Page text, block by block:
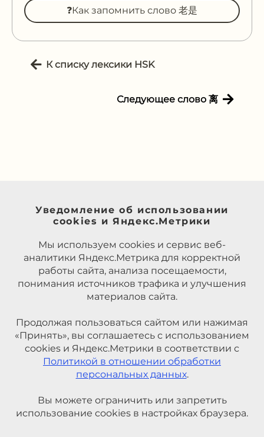
❓Как запомнить слово 老是
К списку лексики HSK
Следующее слово 离
Уведомление об использовании
cookies и Яндекс.Метрики
Мы используем cookies и сервис веб-
аналитики Яндекс.Метрика для корректной
работы сайта, анализа посещаемости,
понимания источников трафика и улучшения
материалов сайта.
Продолжая пользоваться сайтом или нажимая
«Принять», вы соглашаетесь с использованием
cookies и Яндекс.Метрики в соответствии с
Политикой в отношении обработки
персональных данных.
Вы можете ограничить или запретить
использование cookies в настройках браузера.